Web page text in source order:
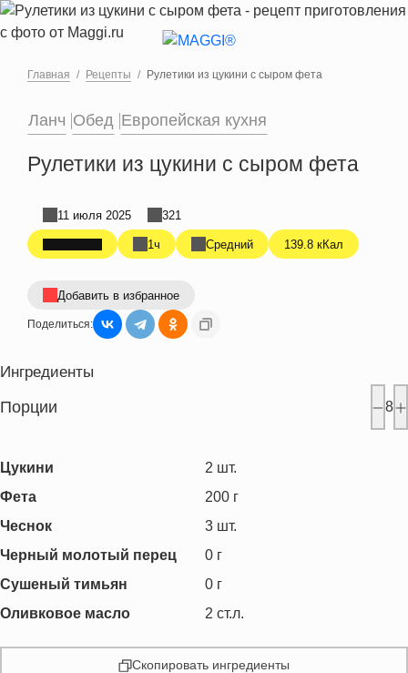
Перейти к основному содержанию
Главная Рецепты Рулетики из цукини с сыром фета
Ланч Обед Европейская кухня
Рулетики из цукини с сыром фета
1ч Средний 139.8 кКал
11 июля 2025 321
Добавить в избранное
Поделиться:
Ингредиенты
Порции 8
Цукини 2 шт.
Фета
200 г
Чеснок
3 шт.
Черный молотый перец
0 г
Сушеный тимьян
0 г
Оливковое масло
2 ст.л.
Скопировать ингредиенты